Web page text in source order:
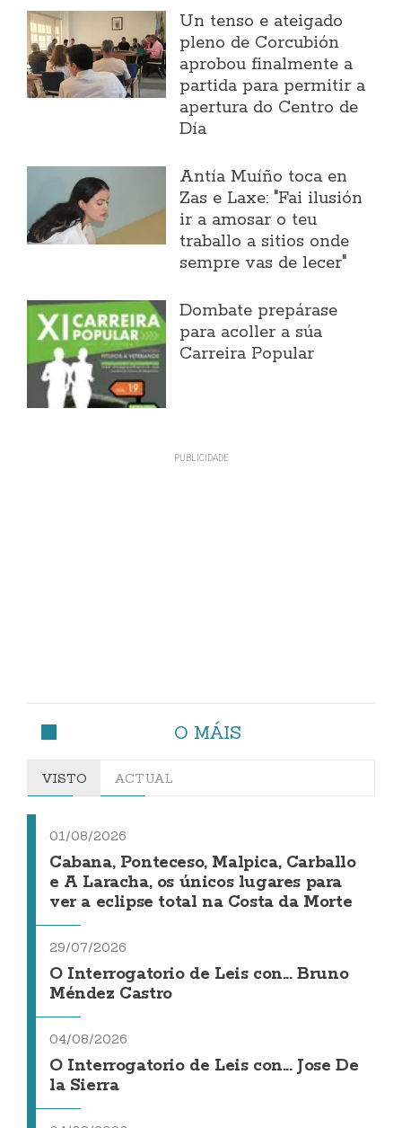
Un tenso e ateigado
pleno de Corcubión
aprobou finalmente a
partida para permitir a
apertura do Centro de
Día
Antía Muíño toca en
Zas e Laxe: "Fai ilusión
ir a amosar o teu
traballo a sitios onde
sempre vas de lecer"
Dombate prepárase
para acoller a súa
Carreira Popular
O MÁIS
VISTO ACTUAL
01/08/2026
Cabana, Ponteceso, Malpica, Carballo
e A Laracha, os únicos lugares para
ver a eclipse total na Costa da Morte
29/07/2026
O Interrogatorio de Leis con... Bruno
Méndez Castro
04/08/2026
O Interrogatorio de Leis con... Jose De
la Sierra